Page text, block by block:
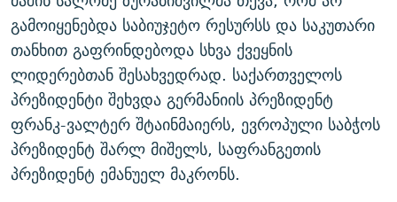
გამოიყენებდა საბიუჯეტო რესურსს და საკუთარი
თანხით გაფრინდებოდა სხვა ქვეყნის
ლიდერებთან შესახვედრად. საქართველოს
პრეზიდენტი შეხვდა გერმანიის პრეზიდენტ
ფრანკ-ვალტერ შტაინმაიერს, ევროპული საბჭოს
პრეზიდენტ შარლ მიშელს, საფრანგეთის
პრეზიდენტ ემანუელ მაკრონს.